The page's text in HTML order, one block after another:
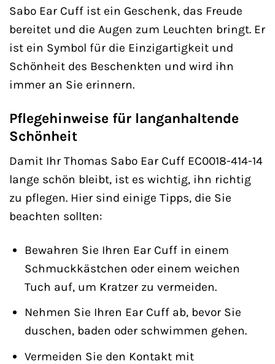
Sabo Ear Cuff ist ein Geschenk, das Freude
bereitet und die Augen zum Leuchten bringt. Er
ist ein Symbol für die Einzigartigkeit und
Schönheit des Beschenkten und wird ihn
immer an Sie erinnern.
Pflegehinweise für langanhaltende
Schönheit
Damit Ihr Thomas Sabo Ear Cuff EC0018-414-14
lange schön bleibt, ist es wichtig, ihn richtig
zu pflegen. Hier sind einige Tipps, die Sie
beachten sollten:
Bewahren Sie Ihren Ear Cuff in einem
Schmuckkästchen oder einem weichen
Tuch auf, um Kratzer zu vermeiden.
Nehmen Sie Ihren Ear Cuff ab, bevor Sie
duschen, baden oder schwimmen gehen.
Vermeiden Sie den Kontakt mit